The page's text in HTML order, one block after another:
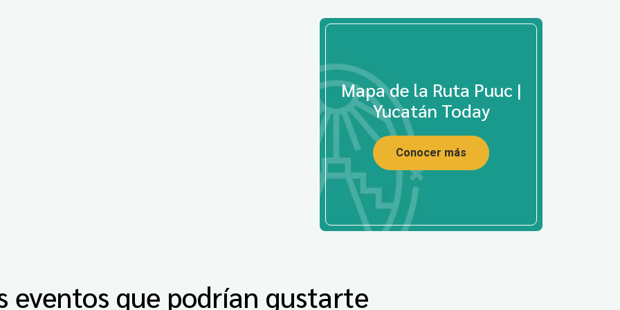
Mapa de la Ruta Puuc |
Yucatán Today
Conocer más
eventos que podrían gustarte